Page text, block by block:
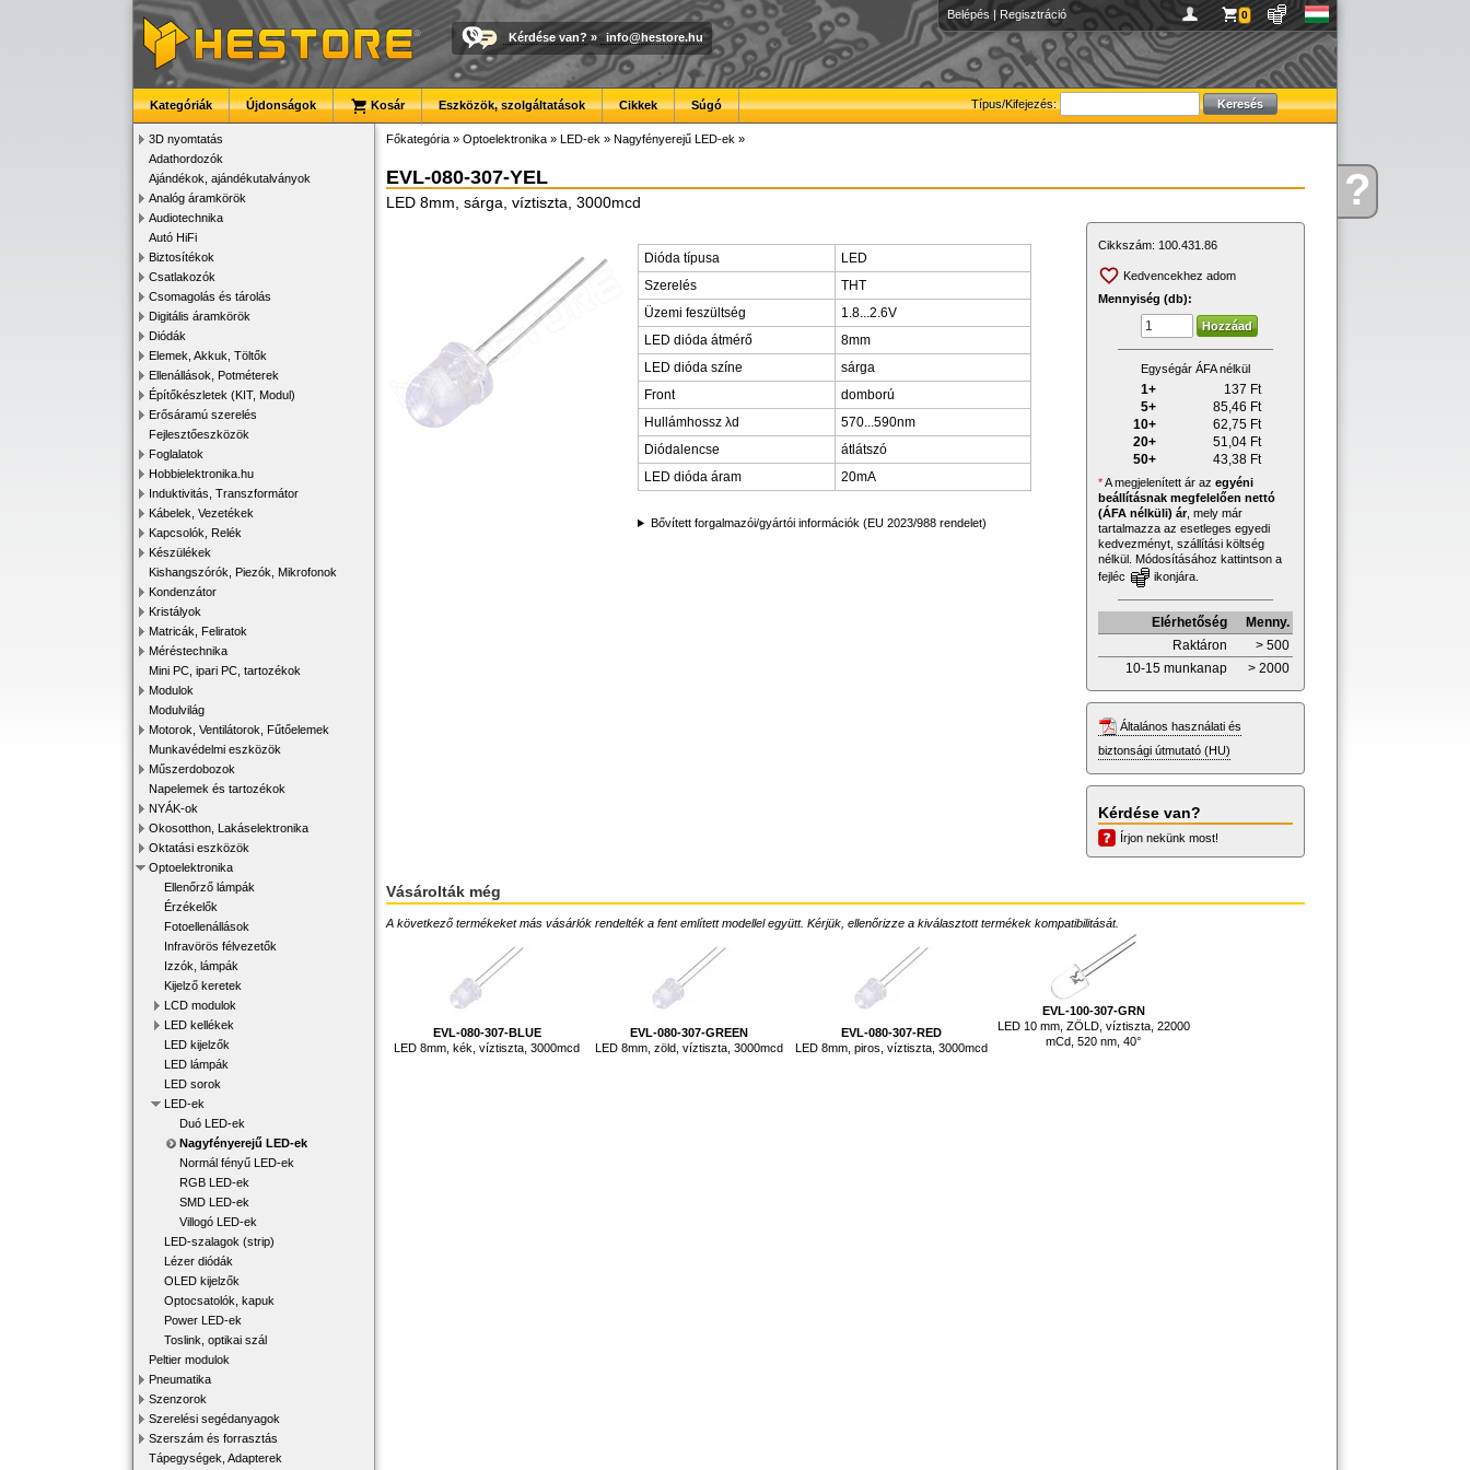
Kérdése?
Belépés | Regisztráció 0
Kérdése van? » info@hestore.hu
Típus/Kifejezés:
Kategóriák Újdonságok Kosár Eszközök, szolgáltatások Cikkek Súgó
3D nyomtatás
Adathordozók
Ajándékok, ajándékutalványok
Analóg áramkörök
Audiotechnika
Autó HiFi
Biztosítékok
Csatlakozók
Csomagolás és tárolás
Digitális áramkörök
Diódák
Elemek, Akkuk, Töltők
Ellenállások, Potméterek
Építőkészletek (KIT, Modul)
Erősáramú szerelés
Fejlesztőeszközök
Foglalatok
Hobbielektronika.hu
Induktivitás, Transzformátor
Kábelek, Vezetékek
Kapcsolók, Relék
Készülékek
Kishangszórók, Piezók, Mikrofonok
Kondenzátor
Kristályok
Matricák, Feliratok
Méréstechnika
Mini PC, ipari PC, tartozékok
Modulok
Modulvilág
Motorok, Ventilátorok, Fűtőelemek
Munkavédelmi eszközök
Műszerdobozok
Napelemek és tartozékok
NYÁK-ok
Okosotthon, Lakáselektronika
Oktatási eszközök
Optoelektronika
Ellenőrző lámpák
Érzékelők
Fotoellenállások
Infravörös félvezetők
Izzók, lámpák
Kijelző keretek
LCD modulok
LED kellékek
LED kijelzők
LED lámpák
LED sorok
LED-ek
Duó LED-ek
Nagyfényerejű LED-ek
Normál fényű LED-ek
RGB LED-ek
SMD LED-ek
Villogó LED-ek
LED-szalagok (strip)
Lézer diódák
OLED kijelzők
Optocsatolók, kapuk
Power LED-ek
Toslink, optikai szál
Peltier modulok
Pneumatika
Szenzorok
Szerelési segédanyagok
Szerszám és forrasztás
Tápegységek, Adapterek
Főkategória » Optoelektronika » LED-ek » Nagyfényerejű LED-ek »
EVL-080-307-YEL
LED 8mm, sárga, víztiszta, 3000mcd
Dióda típusa
LED
Szerelés
THT
Üzemi feszültség
1.8...2.6V
LED dióda átmérő
8mm
LED dióda színe
sárga
Front
domború
Hullámhossz λd
570...590nm
Diódalencse
átlátszó
LED dióda áram
20mA
Bővített forgalmazói/gyártói információk (EU 2023/988 rendelet)
Cikkszám: 100.431.86
Kedvencekhez adom
Mennyiség (db):
Egységár ÁFA nélkül
1+ 137 Ft
5+
85,46 Ft
10+
62,75 Ft
20+
51,04 Ft
50+
43,38 Ft
*A megjelenített ár az egyéni
beállításnak megfelelően nettó
(ÁFA nélküli) ár, mely már
tartalmazza az esetleges egyedi
kedvezményt, szállítási költség
nélkül. Módosításához kattintson a
fejléc
ikonjára.
Elérhetőség
Menny.
Raktáron
> 500
10-15 munkanap
> 2000
Általános használati és
biztonsági útmutató (HU)
Kérdése van?
Írjon nekünk most!
Vásárolták még
A következő termékeket más vásárlók rendelték a fent említett modellel együtt. Kérjük, ellenőrizze a kiválasztott termékek kompatibilitását.
EVL-080-307-BLUE
LED 8mm, kék, víztiszta, 3000mcd
EVL-080-307-GREEN
LED 8mm, zöld, víztiszta, 3000mcd
EVL-080-307-RED
LED 8mm, piros, víztiszta, 3000mcd
EVL-100-307-GRN
LED 10 mm, ZÖLD, víztiszta, 22000
mCd, 520 nm, 40°